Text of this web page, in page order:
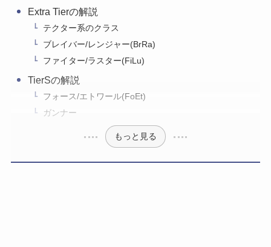
Extra Tierの解説
テクター系のクラス
ブレイバー/レンジャー(BrRa)
ファイター/ラスター(FiLu)
TierSの解説
フォース/エトワール(FoEt)
ガンナー
もっと見る